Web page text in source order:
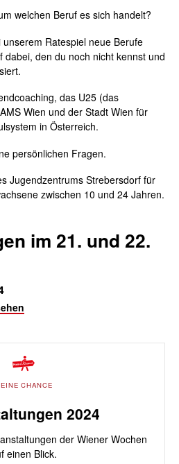
welchen Beruf es sich handelt?
unserem Ratespiel neue Berufe
dabei, den du noch nicht kennst und
das U25 (das
Wien und der Stadt Wien für
in Österreich.
persönlichen Fragen.
Jugendzentrums Strebersdorf für
zwischen 10 und 24 Jahren.
im 21. und 22.
CHANCE
2024
der Wiener Wochen
einen Blick.